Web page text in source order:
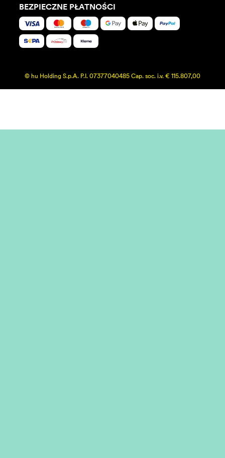
BEZPIECZNE PŁATNOŚCI
© hu Holding S.p.A. P.I. 07377040485 Cap. soc. i.v. € 115.807,00